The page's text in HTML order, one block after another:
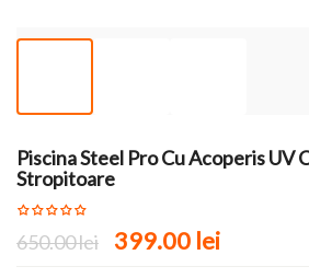
Piscina Steel Pro Cu Acoperis UV
Stropitoare
650.00lei 399.00 lei